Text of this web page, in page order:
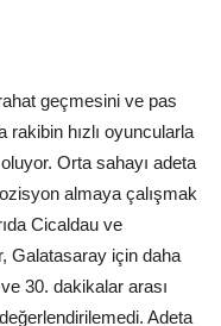
geçmesini ve pas
rakibin hızlı oyuncularla
Orta sahayı adeta
almaya çalışmak
Cicaldau ve
Galatasaray için daha
30. dakikalar arası
Adeta